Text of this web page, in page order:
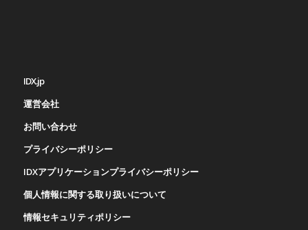
IDX.jp
運営会社
お問い合わせ
プライバシーポリシー
IDXアプリケーションプライバシーポリシー
個人情報に関する取り扱いについて
情報セキュリティポリシー